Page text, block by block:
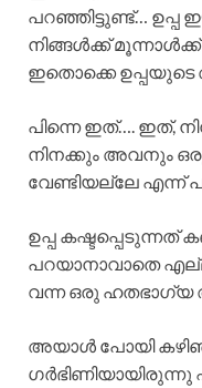
പറഞ്ഞിട്ടുണ്ട്… ഉപ്പ
നിങ്ങൾക്ക്
ഇതൊക്കെ
പിന്നെ ഇത്…. ഇത്,
നിനക്കും അവനും ഒരു
വേണ്ടിയല്ലേ എന്ന്
ഉപ്പ കഷ്ടപ്പെടുന്നത്
പറയാനാവാതെ
വന്ന ഒരു
അയാൾ പോയി
ഗർഭിണിയായിരുന്നു